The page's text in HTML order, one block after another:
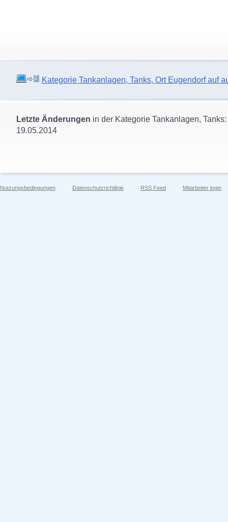
Kategorie Tankanlagen, Tanks, Ort Eugendorf auf
Letzte Änderungen in der Kategorie Tankanlagen, Tanks:
19.05.2014
Nutzungsbedingungen Datenschutzrichtlinie RSS Feed Mitarbeiter login